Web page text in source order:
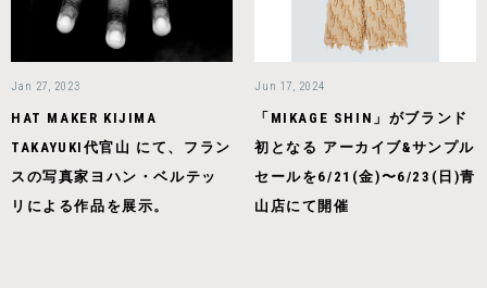
Jan 27, 2023
HAT MAKER KIJIMA
TAKAYUKI代官山 にて、フラン
スの写真家ヨハン・ベルテッ
リによる作品を展示。
Jun 17, 2024
「MIKAGE SHIN」がブランド
初となる アーカイブ&サンプル
セールを6/21(金)〜6/23(日)⻘
山店にて開催